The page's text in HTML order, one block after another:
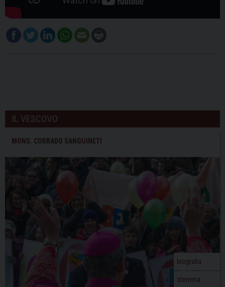
IL VESCOVO
MONS. CORRADO SANGUINETI
biografia
stemma